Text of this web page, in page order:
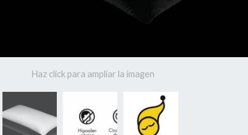
Haz click para ampliar la imagen